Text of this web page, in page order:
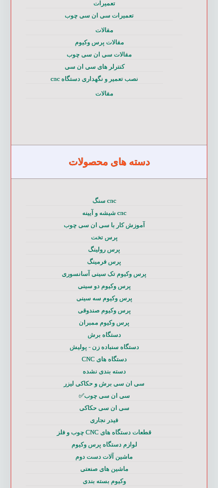
تعمیرات
تعمیرات سی ان سی چوب
مقالات
مقالات پرس وکیوم
مقالات سی ان سی چوب
کنترلر های سی ان سی
نصب تعمیر و نگهداری دستگاه cnc
مقالات
دسته های محصولات
cnc سنگ
cnc شیشه و آیینه
آموزش کار با سی ان سی چوب
پرس تخت
پرس رولینگ
پرس فرمینگ
پرس وکیوم تک سینی آسانسوری
پرس وکیوم دو سینی
پرس وکیوم سه سینی
پرس وکیوم صندوقی
پرس وکیوم ممبران
دستگاه برش
دستگاه سنباده زن - پولیش
دستگاه های CNC
دسته بندی نشده
سی ان سی برش و حکاکی لیزر
سی ان سی چوب✅
سی ان سی حکاکی
فیدر نجاری
قطعات دستگاه های CNC چوب و فلز
لوازم دستگاه پرس وکیوم
ماشین آلات دست دوم
ماشین های صنعتی
وکیوم بسته بندی